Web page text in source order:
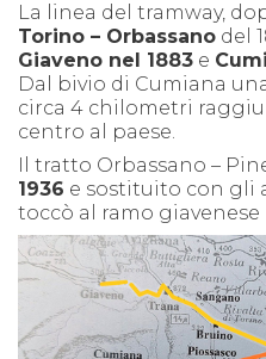
La linea del tramway,
Torino – Orbassano del
Giaveno nel 1883 e
Dal bivio di Cumiana
circa 4 chilometri
centro al paese.
Il tratto Orbassano –
1936 e sostituito con gli
toccò al ramo giavenese